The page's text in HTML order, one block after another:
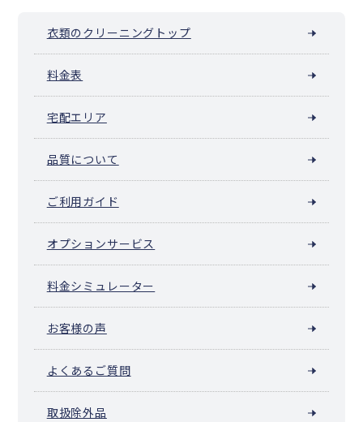
衣類のクリーニングトップ
料金表
宅配エリア
品質について
ご利用ガイド
オプションサービス
料金シミュレーター
お客様の声
よくあるご質問
取扱除外品